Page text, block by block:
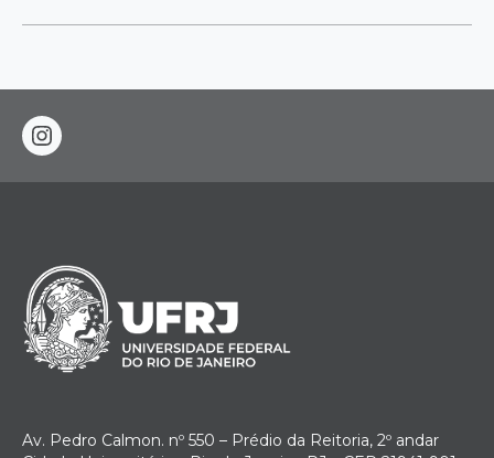
instagram
Av. Pedro Calmon. nº 550 – Prédio da Reitoria, 2º andar